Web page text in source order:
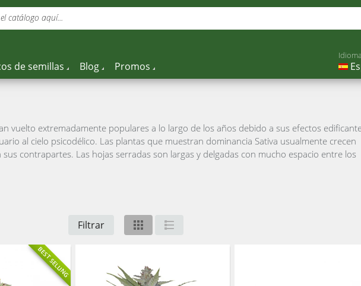
catálogo aquí...
de semillas Blog Promos
Idioma
vuelto extremadamente populares a lo largo de los años debido a sus efectos
al cielo psicodélico. Las plantas que muestran dominancia Sativa usualmente crecen
contrapartes. Las hojas serradas son largas y delgadas con mucho espacio entre los
Filtrar
BEST SELLING